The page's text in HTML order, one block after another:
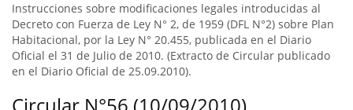
Instrucciones sobre modificaciones legales introducidas al
Decreto con Fuerza de Ley N° 2, de 1959 (DFL N°2) sobre Plan
Habitacional, por la Ley N° 20.455, publicada en el Diario
Oficial el 31 de Julio de 2010. (Extracto de Circular publicado
en el Diario Oficial de 25.09.2010).